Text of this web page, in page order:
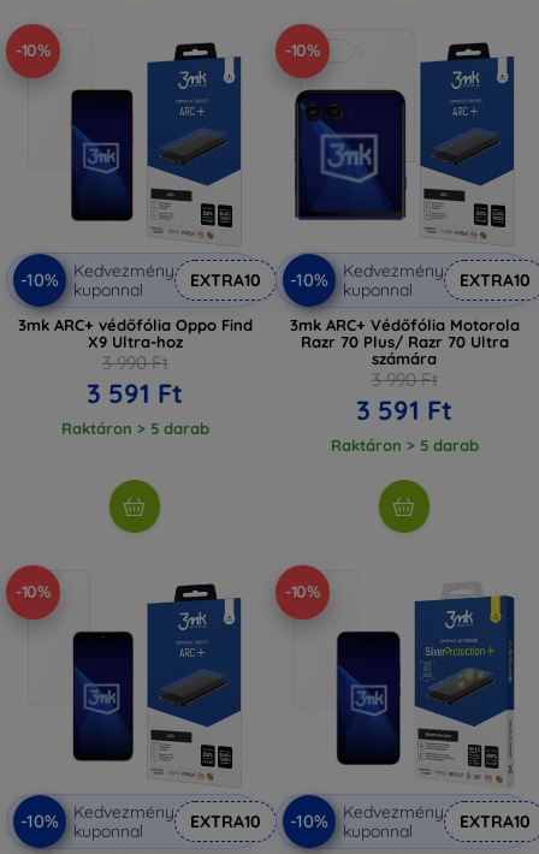
-10%
-10%
Kedvezmény
kuponnal
EXTRA10
3mk ARC+ védőfólia Oppo Find
X9 Ultra-hoz
3 990 Ft
3 591 Ft
Raktáron > 5 darab
-10%
-10%
Kedvezmény
kuponnal
EXTRA10
3mk ARC+ Védőfólia Motorola
Razr 70 Plus/ Razr 70 Ultra
számára
3 990 Ft
3 591 Ft
Raktáron > 5 darab
-10%
-10%
Kedvezmény
kuponnal
EXTRA10
-10%
-10%
Kedvezmény
kuponnal
EXTRA10